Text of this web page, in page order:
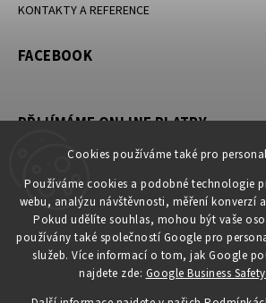
Cookies používáme také pro
Používáme cookies a podobné technologie
webu, analýzu návštěvnosti, měření konverzí
Pokud udělíte souhlas, mohou být vaše
používány také společností Google pro
služeb. Více informací o tom, jak Google
najdete zde: Google Business
KONTAKTY A REFERENCE
FACEBOOK
PŘIJÍMÁME ONLINE PLATBY
KONTAKT
obchod @petromila.cz
+420704433780 ► při nedostupnosti využijte